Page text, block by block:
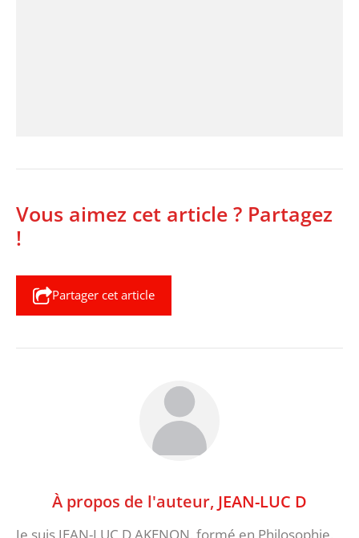
Vous aimez cet article ? Partagez
!
Partager cet article
À propos de l'auteur, JEAN-LUC D